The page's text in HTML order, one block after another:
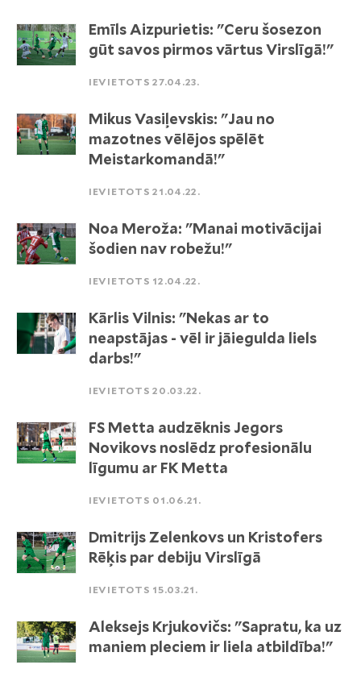
Emīls Aizpurietis: "Ceru šosezon
gūt savos pirmos vārtus Virslīgā!"
IEVIETOTS 27.04.23.
Mikus Vasiļevskis: "Jau no
mazotnes vēlējos spēlēt
Meistarkomandā!"
IEVIETOTS 21.04.22.
Noa Meroža: "Manai motivācijai
šodien nav robežu!"
IEVIETOTS 12.04.22.
Kārlis Vilnis: "Nekas ar to
neapstājas - vēl ir jāiegulda liels
darbs!"
IEVIETOTS 20.03.22.
FS Metta audzēknis Jegors
Novikovs noslēdz profesionālu
līgumu ar FK Metta
IEVIETOTS 01.06.21.
Dmitrijs Zelenkovs un Kristofers
Rēķis par debiju Virslīgā
IEVIETOTS 15.03.21.
Aleksejs Krjukovičs: "Sapratu, ka uz
maniem pleciem ir liela atbildība!"